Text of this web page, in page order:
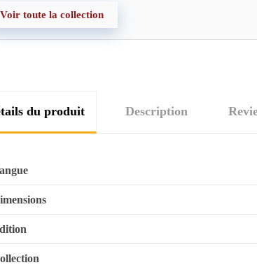
Voir toute la collection
du produit Description